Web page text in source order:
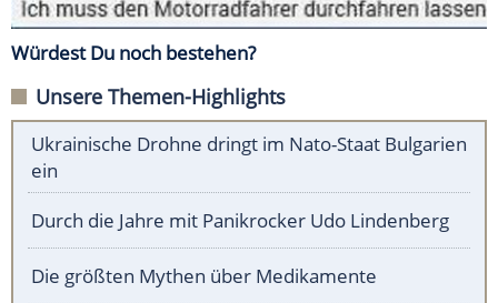
Würdest Du noch bestehen?
Unsere Themen-Highlights
Ukrainische Drohne dringt im Nato-Staat Bulgarien
ein
Durch die Jahre mit Panikrocker Udo Lindenberg
Die größten Mythen über Medikamente